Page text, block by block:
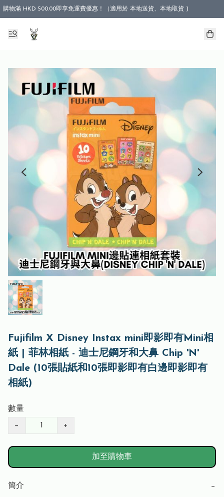
購物滿 HKD 500.00即享免運費優惠！（適用於 本地送貨、本地取貨 )
Fujifilm X Disney Instax mini即影即有Mini相
紙 | 菲林相紙 - 迪士尼鋼牙和大鼻 Chip 'N'
Dale (10張貼紙和10張即影即有白邊即影即有
相紙)
數量
− +
加至購物車
簡介 −